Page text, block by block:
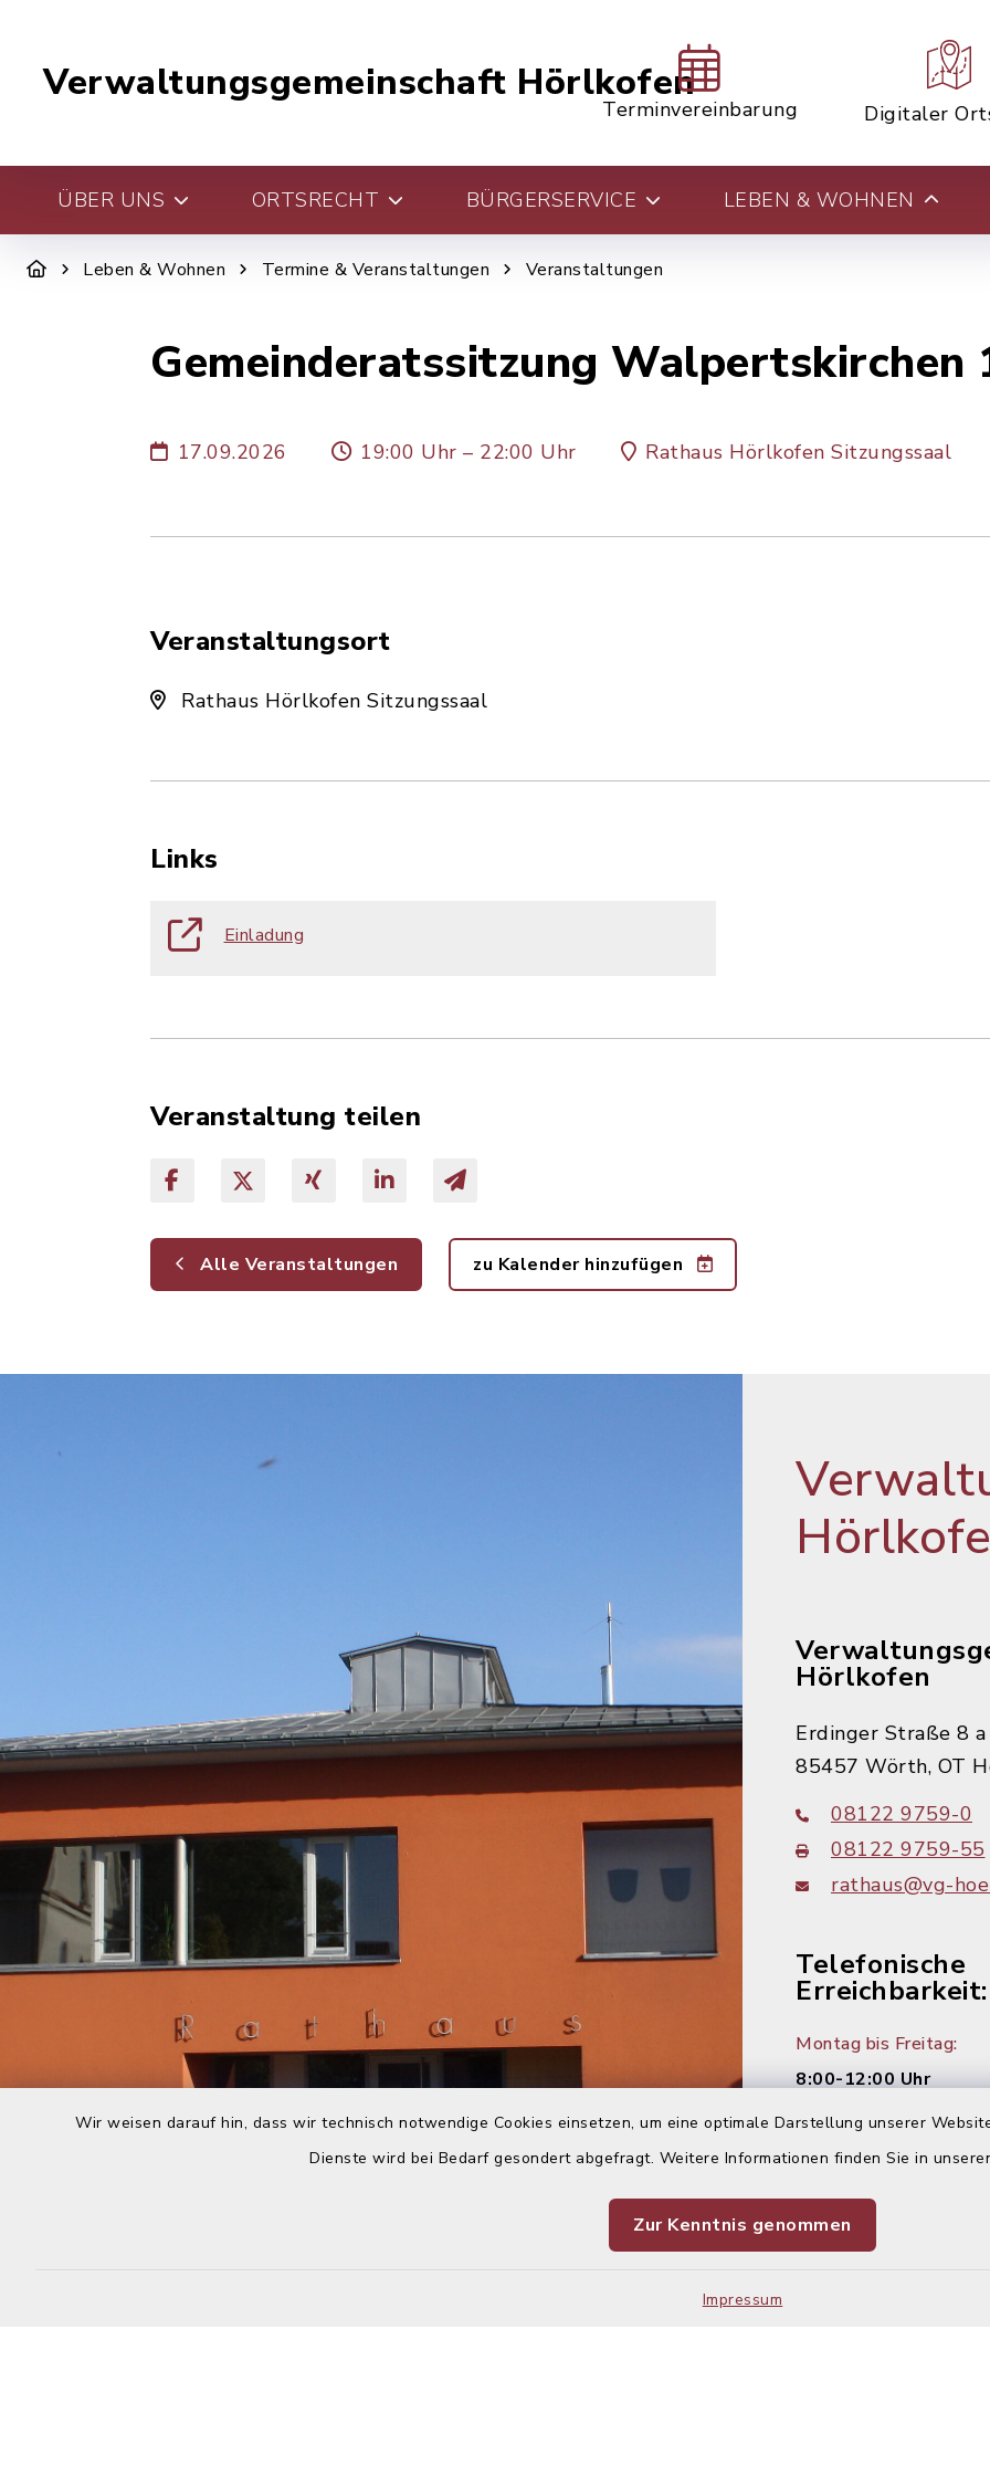
Wir weisen darauf hin, dass wir technisch notwendige Cookies einsetzen, um eine optimale Darstellung unserer
Dienste wird bei Bedarf gesondert abgefragt. Weitere Informationen finden Sie in
Zur Kenntnis genommen
Impressum
Verwaltungsgemeinschaft Hörlkofen
Terminvereinbarung Digitaler
ÜBER UNS ORTSRECHT BÜRGERSERVICE LEBEN & WOHNEN
Leben & Wohnen Termine & Veranstaltungen Veranstaltungen
Gemeinderatssitzung Walpertskirchen
17.09.2026 19:00 Uhr – 22:00 Uhr Rathaus Hörlkofen Sitzungssaal
Veranstaltungsort
Rathaus Hörlkofen Sitzungssaal
Links
Einladung
Veranstaltung teilen
Alle Veranstaltungen zu Kalender hinzufügen
Hörlkofen
Erdinger Straße 8 a
85457 Wörth, OT
08122 9759-0
08122 9759-55
rathaus@vg-
Telefonische
Erreichbarkeit:
Montag bis Freitag:
8:00-12:00 Uhr
Montag und
14:00-16:00 Uhr
Dienstag:
14:00-18:00 Uhr